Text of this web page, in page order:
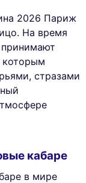
2026 Париж
На время
которым
стразами
кабаре
в мире